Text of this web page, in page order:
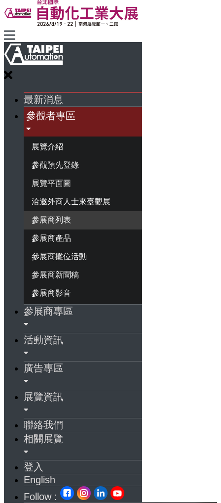
最新消息
參觀者專區
展覽介紹
參觀預先登錄
展覽平面圖
洽邀外商人士來臺觀展
參展商列表
參展商產品
參展商攤位活動
參展商新聞稿
參展商影音
參展商專區
活動資訊
廣告專區
展覽資訊
聯絡我們
相關展覽
登入
English
Follow :